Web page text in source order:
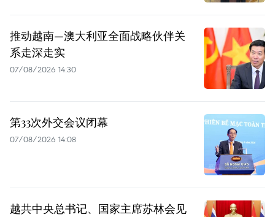
推动越南—澳大利亚全面战略伙伴关
系走深走实
07/08/2026 14:30
第33次外交会议闭幕
07/08/2026 14:08
越共中央总书记、国家主席苏林会见